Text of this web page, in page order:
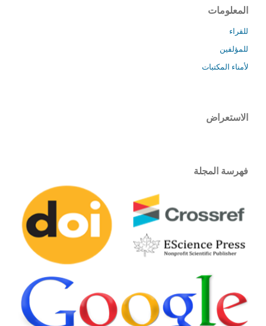
المعلومات
للقراء
للمؤلفين
لأمناء المكتبات
الاستعراض
فهرسة المجلة